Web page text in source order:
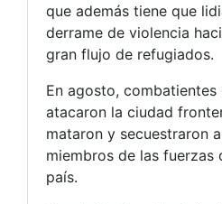
que además tiene que
derrame de violencia
gran flujo de refugiados.
En agosto, combatientes
atacaron la ciudad
mataron y secuestraron
miembros de las fuerzas
país.